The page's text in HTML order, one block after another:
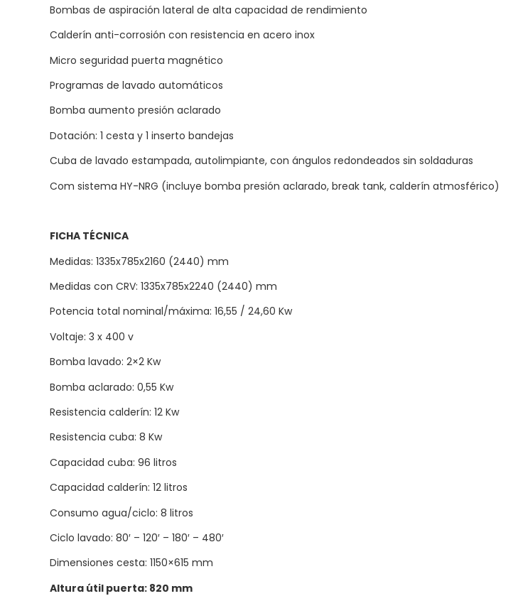
Bombas de aspiración lateral de alta capacidad de rendimiento
Calderín anti-corrosión con resistencia en acero inox
Micro seguridad puerta magnético
Programas de lavado automáticos
Bomba aumento presión aclarado
Dotación: 1 cesta y 1 inserto bandejas
Cuba de lavado estampada, autolimpiante, con ángulos redondeados sin soldaduras
Com sistema HY-NRG (incluye bomba presión aclarado, break tank, calderín atmosférico)
FICHA TÉCNICA
Medidas: 1335x785x2160 (2440) mm
Medidas con CRV: 1335x785x2240 (2440) mm
Potencia total nominal/máxima: 16,55 / 24,60 Kw
Voltaje: 3 x 400 v
Bomba lavado: 2×2 Kw
Bomba aclarado: 0,55 Kw
Resistencia calderín: 12 Kw
Resistencia cuba: 8 Kw
Capacidad cuba: 96 litros
Capacidad calderín: 12 litros
Consumo agua/ciclo: 8 litros
Ciclo lavado: 80′ – 120′ – 180′ – 480′
Dimensiones cesta: 1150×615 mm
Altura útil puerta: 820 mm